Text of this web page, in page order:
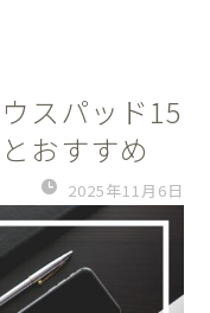
スパッド15
おすすめ
2025年11月6日